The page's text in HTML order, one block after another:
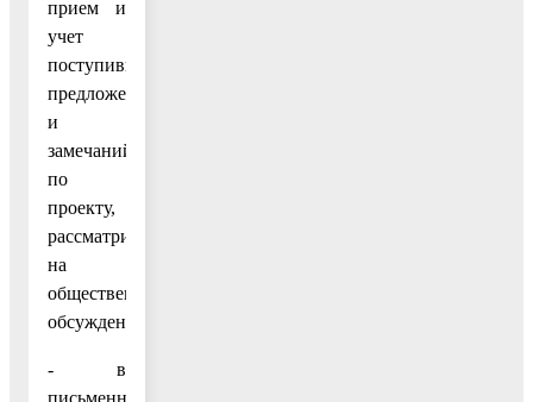
прием и
учет
поступивших
предложений
и
замечаний
по
проекту,
рассматриваемому
на
общественных
обсуждениях:
- в
письменной